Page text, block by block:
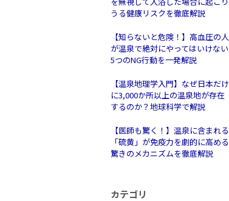
うる健康リスクを徹底解説
【知らないと危険！】高血圧の人
が温泉で絶対にやってはいけない
5つのNG行動を一発解説
【温泉地理学入門】なぜ日本だけ
に3,000か所以上の温泉地が存在
するのか？地球科学で解説
【医師も驚く！】温泉に含まれる
「硫黄」が免疫力を劇的に高める
驚きのメカニズムを徹底解説
カテゴリ